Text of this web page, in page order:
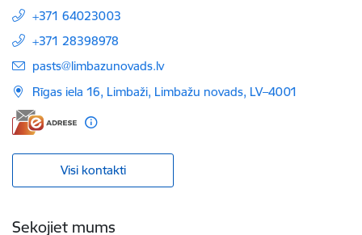
+371 64023003
+371 28398978
E-pasts:
pasts@limbazunovads.lv
Rīgas iela 16, Limbaži, Limbažu novads, LV–4001
Visi kontakti
Sekojiet mums